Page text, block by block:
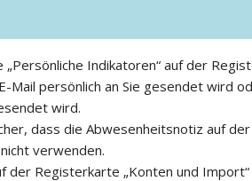
„Persönliche Indikatoren“ auf der
Mail persönlich an Sie gesendet wird
wird.
dass die Abwesenheitsnotiz auf
verwenden.
der Registerkarte „Konten und